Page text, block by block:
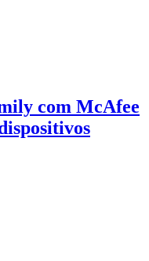
com McAfee